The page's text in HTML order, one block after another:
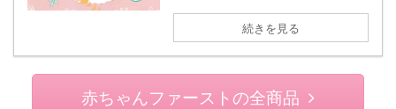
続きを見る
赤ちゃんファーストの全商品